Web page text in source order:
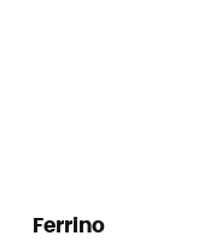
Ferrino